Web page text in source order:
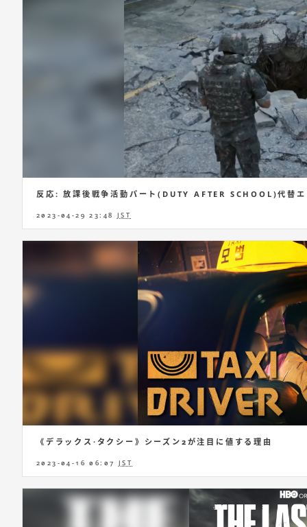
反応: 放課後戦争活動パート(DUTY AFTER SCHOOL)代替エ
2023-04-29 23:48 JST
《デラックス·タクシー》シーズン2が注目に値する理由
2023-04-16 06:07 JST